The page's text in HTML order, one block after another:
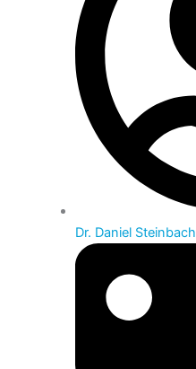
Dr. Daniel Steinbach